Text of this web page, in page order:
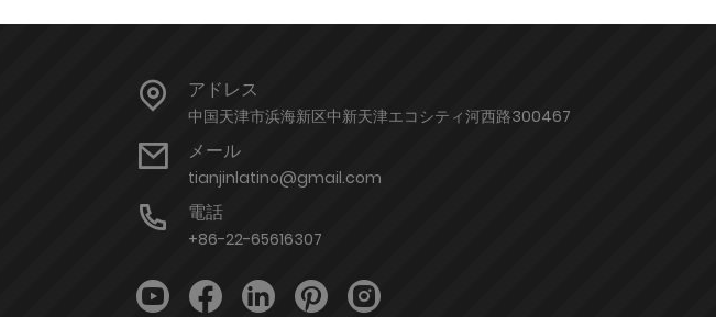
アドレス
中国天津市浜海新区中新天津エコシティ河西路300467
メール
tianjinlatino@gmail.com
電話
+86-22-65616307